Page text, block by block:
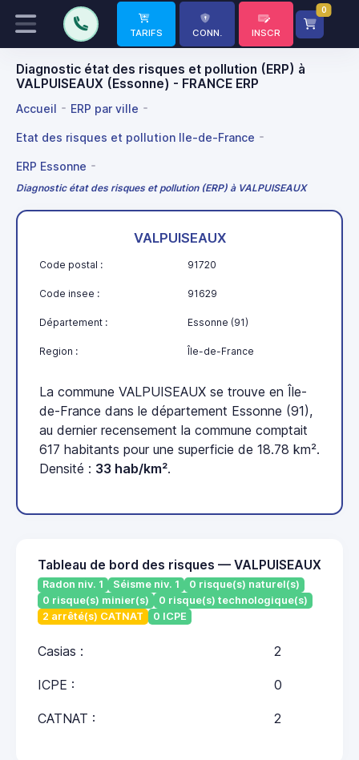
TARIFS CONN. INSCR
0
Diagnostic état des risques et pollution (ERP) à
VALPUISEAUX (Essonne) - FRANCE ERP
Accueil ERP par ville
Etat des risques et pollution Ile-de-France
ERP Essonne
Diagnostic état des risques et pollution (ERP) à VALPUISEAUX
VALPUISEAUX
Code postal : 91720
Code insee : 91629
Département : Essonne (91)
Region : Île-de-France
La commune VALPUISEAUX se trouve en Île-
de-France dans le département Essonne (91),
au dernier recensement la commune comptait
617 habitants pour une superficie de 18.78 km².
Densité : 33 hab/km².
Tableau de bord des risques — VALPUISEAUX
Radon niv. 1 Séisme niv. 1
0 risque(s) naturel(s)
0 risque(s) minier(s)
0 risque(s) technologique(s)
2 arrêté(s) CATNAT
0 ICPE
Casias : 2
ICPE : 0
CATNAT : 2